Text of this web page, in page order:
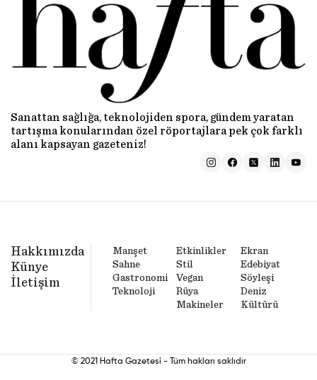
Sanattan sağlığa, teknolojiden spora, gündem yaratan
tartışma konularından özel röportajlara pek çok farklı
alanı kapsayan gazeteniz!
Hakkımızda
Künye
İletişim
Manşet Etkinlikler
Ekran
Sahne
Stil
Edebiyat
Gastronomi
Vegan
Söyleşi
Teknoloji
Rüya
Makineler
Deniz
Kültürü
© 2021 Hafta Gazetesi - Tüm hakları saklıdır